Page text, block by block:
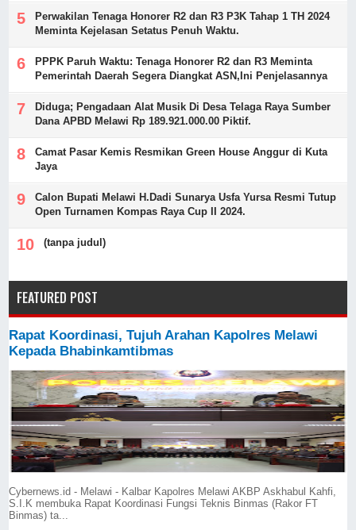
Perwakilan Tenaga Honorer R2 dan R3 P3K Tahap 1 TH 2024
Meminta Kejelasan Setatus Penuh Waktu.
PPPK Paruh Waktu: Tenaga Honorer R2 dan R3 Meminta
Pemerintah Daerah Segera Diangkat ASN,Ini Penjelasannya
Diduga; Pengadaan Alat Musik Di Desa Telaga Raya Sumber
Dana APBD Melawi Rp 189.921.000.00 Piktif.
Camat Pasar Kemis Resmikan Green House Anggur di Kuta
Jaya
Calon Bupati Melawi H.Dadi Sunarya Usfa Yursa Resmi Tutup
Open Turnamen Kompas Raya Cup II 2024.
(tanpa judul)
FEATURED POST
Rapat Koordinasi, Tujuh Arahan Kapolres Melawi
Kepada Bhabinkamtibmas
Cybernews.id - Melawi - Kalbar Kapolres Melawi AKBP Askhabul Kahfi,
S.I.K membuka Rapat Koordinasi Fungsi Teknis Binmas (Rakor FT
Binmas) ta...